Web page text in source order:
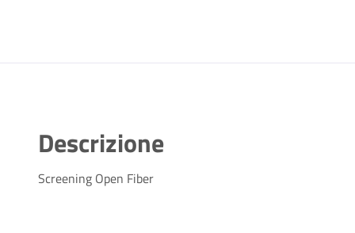
Descrizione
Screening Open Fiber